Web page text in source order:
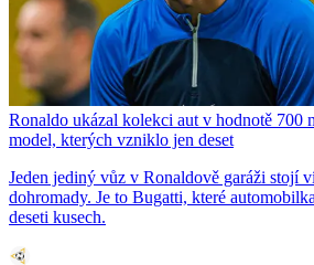
Ronaldo ukázal kolekci aut v hodnotě 700
model, kterých vzniklo jen deset
Jeden jediný vůz v Ronaldově garáži stojí
dohromady. Je to Bugatti, které
deseti kusech.